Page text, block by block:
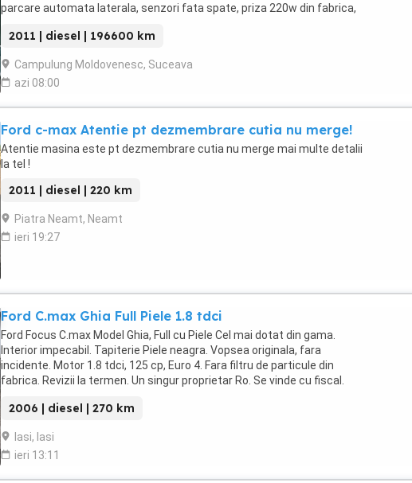
parcare automata laterala, senzori fata spate, priza 220w din fabrica,
2011 | diesel | 196600 km
Campulung Moldovenesc, Suceava
azi 08:00
Ford c-max Atentie pt dezmembrare cutia nu merge!
Atentie masina este pt dezmembrare cutia nu merge mai multe detalii
la tel !
2011 | diesel | 220 km
Piatra Neamt, Neamt
ieri 19:27
Ford C.max Ghia Full Piele 1.8 tdci
Ford Focus C.max Model Ghia, Full cu Piele Cel mai dotat din gama.
Interior impecabil. Tapiterie Piele neagra. Vopsea originala, fara
incidente. Motor 1.8 tdci, 125 cp, Euro 4. Fara filtru de particule din
fabrica. Revizii la termen. Un singur proprietar Ro. Se vinde cu fiscal.
2006 | diesel | 270 km
Iasi, Iasi
ieri 13:11